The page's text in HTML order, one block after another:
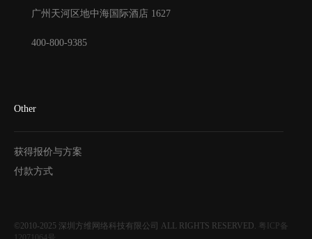
广州天河区地中海国际酒店 1627
400-800-9385
Other
获得报价与方案
付款方式
©2010-2025 深圳方维网络科技有限公司 ALL RIGHTS RESERVED.
粤ICP备